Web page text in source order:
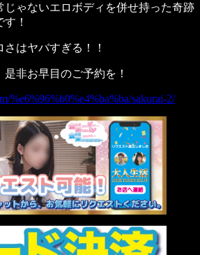
じゃないエロボディを併せ持った奇跡
！
はヤバすぎる！！
非お早目のご予約を！
%e6%96%b0%e4%ba%ba/sakurai-2/